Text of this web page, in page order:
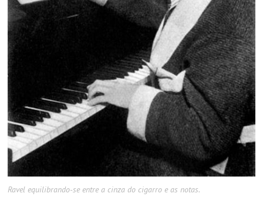
Ravel equilibrando-se entre a cinza do cigarro e as notas.